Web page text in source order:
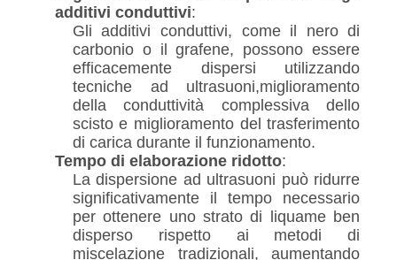
additivi conduttivi:
Gli additivi conduttivi, come il nero di
carbonio o il grafene, possono essere
efficacemente dispersi utilizzando
tecniche ad ultrasuoni,miglioramento
della conduttività complessiva dello
scisto e miglioramento del trasferimento
di carica durante il funzionamento.
Tempo di elaborazione ridotto:
La dispersione ad ultrasuoni può ridurre
significativamente il tempo necessario
per ottenere uno strato di liquame ben
disperso rispetto ai metodi di
miscelazione tradizionali, aumentando